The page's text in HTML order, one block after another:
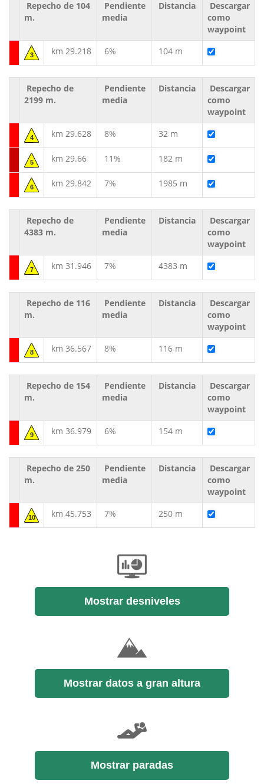
Repecho de 104
m.
Pendiente
media
Distancia
Descargar
como
waypoint
3 km 29.218 6% 104 m
Repecho de
2199 m.
Pendiente
media
Distancia
Descargar
como
waypoint
4 km 29.628 8% 32 m
5 km 29.66 11% 182 m
6 km 29.842 7% 1985 m
Repecho de
4383 m.
Pendiente
media
Distancia
Descargar
como
waypoint
7 km 31.946 7% 4383 m
Repecho de 116
m.
Pendiente
media
Distancia
Descargar
como
waypoint
8 km 36.567 8% 116 m
Repecho de 154
m.
Pendiente
media
Distancia
Descargar
como
waypoint
9 km 36.979 6% 154 m
Repecho de 250
m.
Pendiente
media
Distancia
Descargar
como
waypoint
10 km 45.753 7% 250 m
Mostrar desniveles
Mostrar datos a gran altura
Mostrar paradas